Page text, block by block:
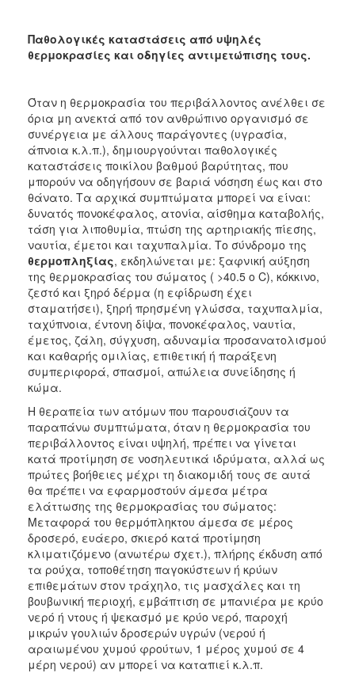
Παθολογικές καταστάσεις από υψηλές
θερμοκρασίες και οδηγίες αντιμετώπισης τους.
Όταν η θερμοκρασία του περιβάλλοντος ανέλθει σε
όρια μη ανεκτά από τον ανθρώπινο οργανισμό σε
συνέργεια με άλλους παράγοντες (υγρασία,
άπνοια κ.λ.π.), δημιουργούνται παθολογικές
καταστάσεις ποικίλου βαθμού βαρύτητας, που
μπορούν να οδηγήσουν σε βαριά νόσηση έως και στο
θάνατο. Τα αρχικά συμπτώματα μπορεί να είναι:
δυνατός πονοκέφαλος, ατονία, αίσθημα καταβολής,
τάση για λιποθυμία, πτώση της αρτηριακής πίεσης,
ναυτία, έμετοι και ταχυπαλμία. Το σύνδρομο της
θερμοπληξίας, εκδηλώνεται με: ξαφνική αύξηση
της θερμοκρασίας του σώματος ( >40.5 ο C), κόκκινο,
ζεστό και ξηρό δέρμα (η εφίδρωση έχει
σταματήσει), ξηρή πρησμένη γλώσσα, ταχυπαλμία,
ταχύπνοια, έντονη δίψα, πονοκέφαλος, ναυτία,
έμετος, ζάλη, σύγχυση, αδυναμία προσανατολισμού
και καθαρής ομιλίας, επιθετική ή παράξενη
συμπεριφορά, σπασμοί, απώλεια συνείδησης ή
κώμα.
Η θεραπεία των ατόμων που παρουσιάζουν τα
παραπάνω συμπτώματα, όταν η θερμοκρασία του
περιβάλλοντος είναι υψηλή, πρέπει να γίνεται
κατά προτίμηση σε νοσηλευτικά ιδρύματα, αλλά ως
πρώτες βοήθειες μέχρι τη διακομιδή τους σε αυτά
θα πρέπει να εφαρμοστούν άμεσα μέτρα
ελάττωσης της θερμοκρασίας του σώματος:
Μεταφορά του θερμόπληκτου άμεσα σε μέρος
δροσερό, ευάερο, σκιερό κατά προτίμηση
κλιματιζόμενο (ανωτέρω σχετ.), πλήρης έκδυση από
τα ρούχα, τοποθέτηση παγοκύστεων ή κρύων
επιθεμάτων στον τράχηλο, τις μασχάλες και τη
βουβωνική περιοχή, εμβάπτιση σε μπανιέρα με κρύο
νερό ή ντους ή ψεκασμό με κρύο νερό, παροχή
μικρών γουλιών δροσερών υγρών (νερού ή
αραιωμένου χυμού φρούτων, 1 μέρος χυμού σε 4
μέρη νερού) αν μπορεί να καταπιεί κ.λ.π.